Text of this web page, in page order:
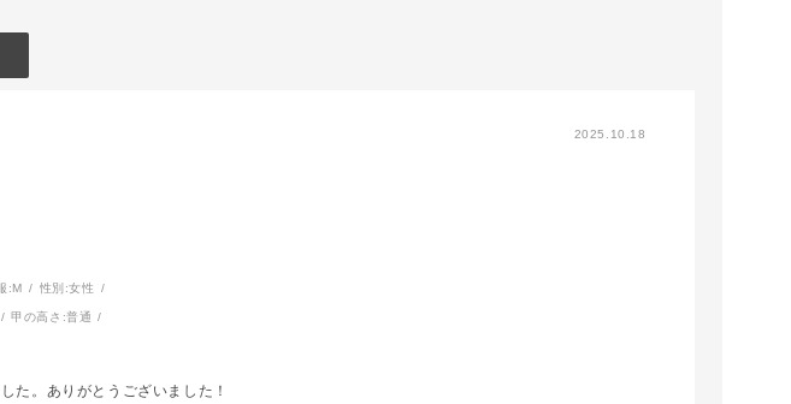
2025.10.18
:M 性別:女性
甲の高さ:普通
た。ありがとうございました！